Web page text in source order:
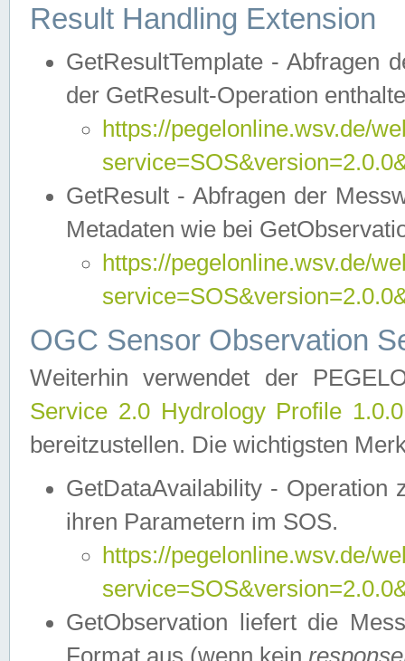
Result Handling Extension
GetResultTemplate - Abfragen
der GetResult-Operation
https://pegelonline.wsv.de/
GetResult - Abfragen der
Metadaten wie bei
https://pegelonline.wsv.de/
OGC Sensor Observation
Weiterhin verwendet der
Service 2.0 Hydrology Profile
bereitzustellen. Die wichtigsten
GetDataAvailability - Operation
ihren Parametern im SOS.
https://pegelonline.wsv.de/
GetObservation liefert die